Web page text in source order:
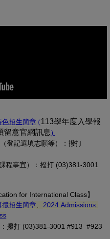
窗)
色招生簡章 (另開新視窗)
((PDF 檔，另開新視
113學年度入學報
留意官網訊息)
登記選填志願等）：撥打
程事宜）：撥打 (03)381-3001
for International Class】
攬招生簡章 (另開新視窗)
2024 Admissions
撥打 (03)381-3001 #913 #923